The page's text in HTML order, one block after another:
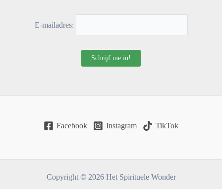
E-mailadres:
Facebook Instagram TikTok
Copyright © 2026 Het Spirituele Wonder